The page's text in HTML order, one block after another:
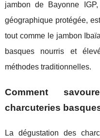
jambon de Bayonne
géographique protégée,
tout comme le jambon
basques nourris et
méthodes traditionnelles.
Comment
charcuteries
La dégustation des